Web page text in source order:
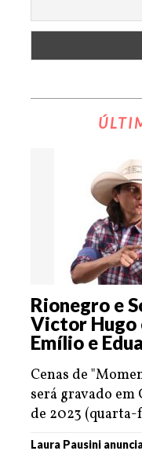
Rionegro e
Victor Hugo
Emílio e
Cenas de
será gravado
de 2023 (quarta-
Laura Pausini